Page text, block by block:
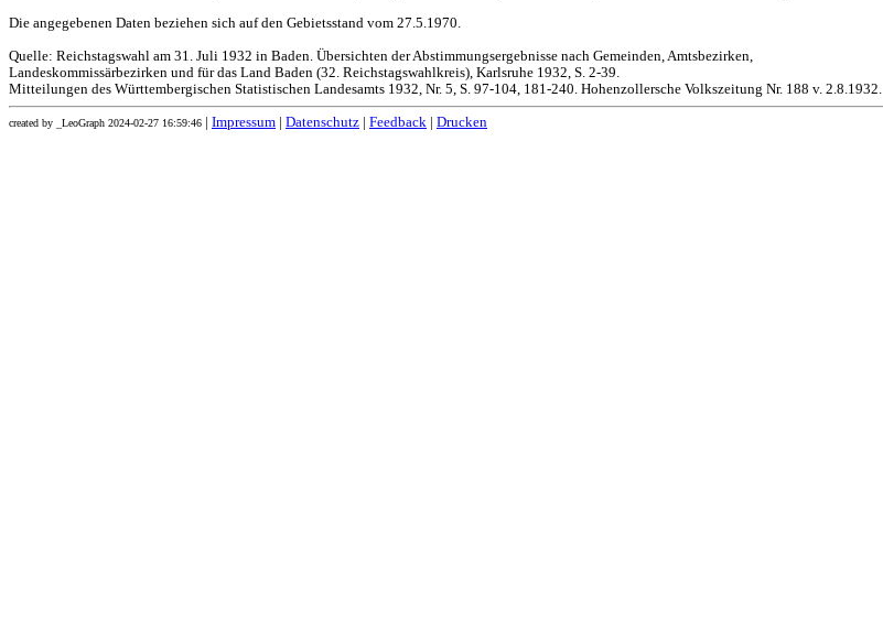
Die angegebenen Daten beziehen sich auf den Gebietsstand vom 27.5.1970.
Quelle: Reichstagswahl am 31. Juli 1932 in Baden. Übersichten der Abstimmungsergebnisse nach Gemeinden, Amtsbezirken,
Landeskommissärbezirken und für das Land Baden (32. Reichstagswahlkreis), Karlsruhe 1932, S. 2-39.
Mitteilungen des Württembergischen Statistischen Landesamts 1932, Nr. 5, S. 97-104, 181-240. Hohenzollersche Volkszeitung Nr. 188 v. 2.8.1932.
created by _LeoGraph 2024-02-27 16:59:46 Impressum Datenschutz Feedback Drucken